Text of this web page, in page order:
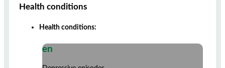
Health conditions
Health conditions:
en